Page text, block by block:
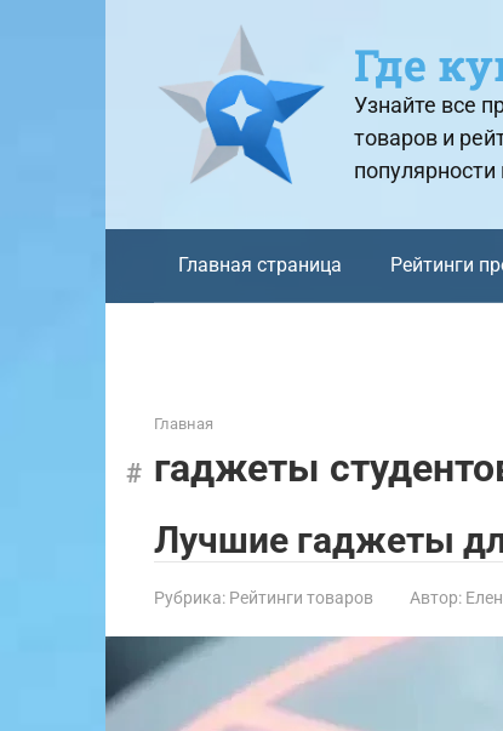
Где
Узнайте все
товаров и
Главная страница Рейтинги
Главная
гаджеты
Лучшие гаджеты
Рубрика: Рейтинги товаров Автор: